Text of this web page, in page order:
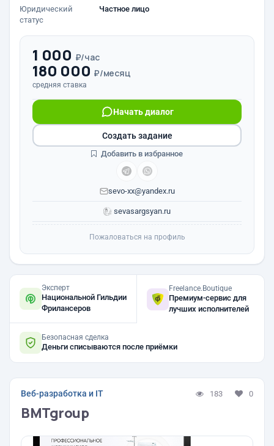
Юридический
статус
Частное лицо
1 000 ₽/час
180 000 ₽/месяц
средняя ставка
Начать диалог
sevo-xx@yandex.ru
sevasargsyan.ru
Создать задание
Добавить в избранное
Пожаловаться на профиль
Эксперт
Национальной Гильдии
Фрилансеров
Freelance.Boutique
Премиум-сервис для
лучших исполнителей
Безопасная сделка
Деньги списываются после приёмки
Веб-разработка и IT 183 0
BMTgroup